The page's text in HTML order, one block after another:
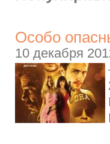
Особо
10 декабря